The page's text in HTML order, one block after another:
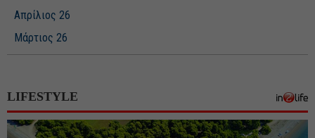
Απρίλιος 26
Μάρτιος 26
Δεκέμβριος 25
Νοέμβριος 25
LIFESTYLE